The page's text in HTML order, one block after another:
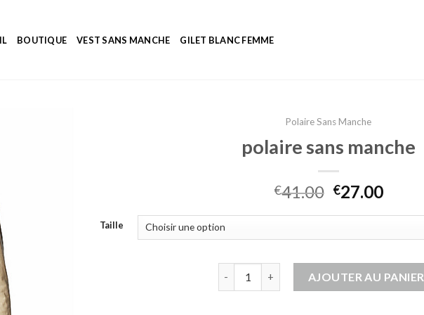
BOUTIQUE VEST SANS MANCHE GILET BLANC FEMME
Polaire Sans Manche
polaire sans manche
€41.00 €27.00
Taille
AJOUTER AU PANIER